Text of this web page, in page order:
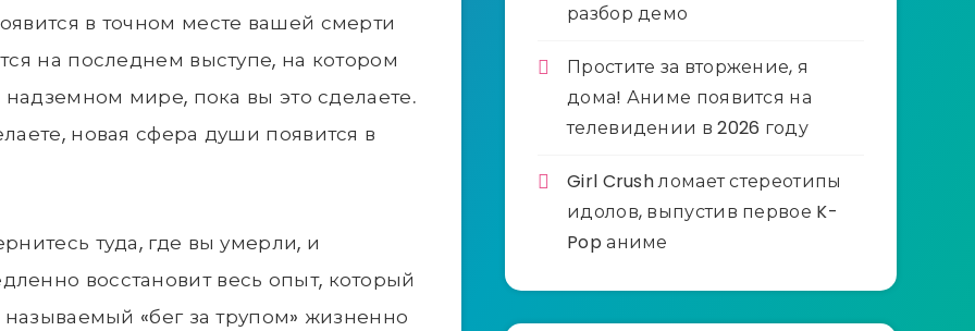
в точном месте вашей смерти
на последнем выступе, на котором
надземном мире, пока вы это сделаете.
новая сфера души появится в
туда, где вы умерли, и
восстановит весь опыт, который
«бег за трупом» жизненно
разбор демо
Простите за вторжение, я
дома! Аниме появится на
телевидении в 2026 году
Girl Crush ломает стереотипы
идолов, выпустив первое K-
Pop аниме